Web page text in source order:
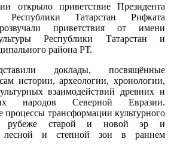
открыло приветствие Президента
Татарстан Рифката
приветствия от имени
Республики Татарстан и
района РТ.
доклады, посвящённые
истории, археологии, хронологии,
взаимодействий древних и
народов Северной Евразии.
процессы трансформации культурного
рубеже старой и новой эр и
лесной и степной зон в раннем